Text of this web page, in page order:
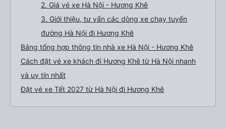
2. Giá vé xe Hà Nội - Hương Khê
3. Giới thiệu, tư vấn các dòng xe chạy tuyến
đường Hà Nội đi Hương Khê
Bảng tổng hợp thông tin nhà xe Hà Nội - Hương Khê
Cách đặt vé xe khách đi Hương Khê từ Hà Nội nhanh
và uy tín nhất
Đặt vé xe Tết 2027 từ Hà Nội đi Hương Khê